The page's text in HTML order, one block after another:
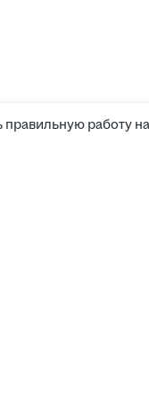
работу